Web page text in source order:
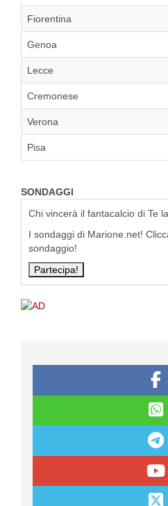
Fiorentina
Genoa
Lecce
Cremonese
Verona
Pisa
SONDAGGI
Chi vincerà il fantacalcio di Te
I sondaggi di Marione.net!
sondaggio!